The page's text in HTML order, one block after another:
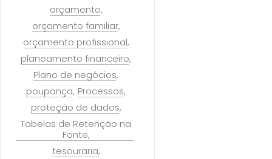
orçamento
orçamento familiar
orçamento profissional
planeamento financeiro
Plano de negócios
poupança Processos
proteção de dados
Tabelas de Retenção na
Fonte
tesouraria